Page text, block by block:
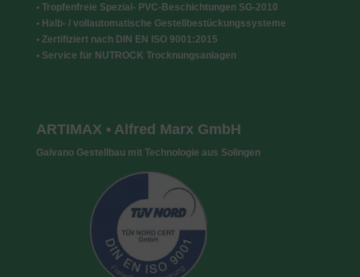
• Tropfenfreie Spezial- PVC-Beschichtungen SG-2010
• Halb- / vollautomatische Gestellbestückungssysteme
• Zertifiziert nach DIN EN ISO 9001:2015
• Service für NUTROCK Trocknungsanlagen
ARTIMAX • Alfred Marx GmbH
Galvano Gestellbau mit Technologie aus Solingen